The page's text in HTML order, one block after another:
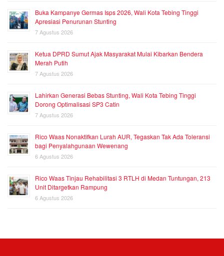
Buka Kampanye Germas Isps 2026, Wali Kota Tebing Tinggi
Apresiasi Penurunan Stunting
7 Agustus 2026
Ketua DPRD Sumut Ajak Masyarakat Mulai Kibarkan Bendera
Merah Putih
7 Agustus 2026
Lahirkan Generasi Bebas Stunting, Wali Kota Tebing Tinggi
Dorong Optimalisasi SP3 Catin
7 Agustus 2026
Rico Waas Nonaktifkan Lurah AUR, Tegaskan Tak Ada Toleransi
bagi Penyalahgunaan Wewenang
6 Agustus 2026
Rico Waas Tinjau Rehabilitasi 3 RTLH di Medan Tuntungan, 213
Unit Ditargetkan Rampung
6 Agustus 2026